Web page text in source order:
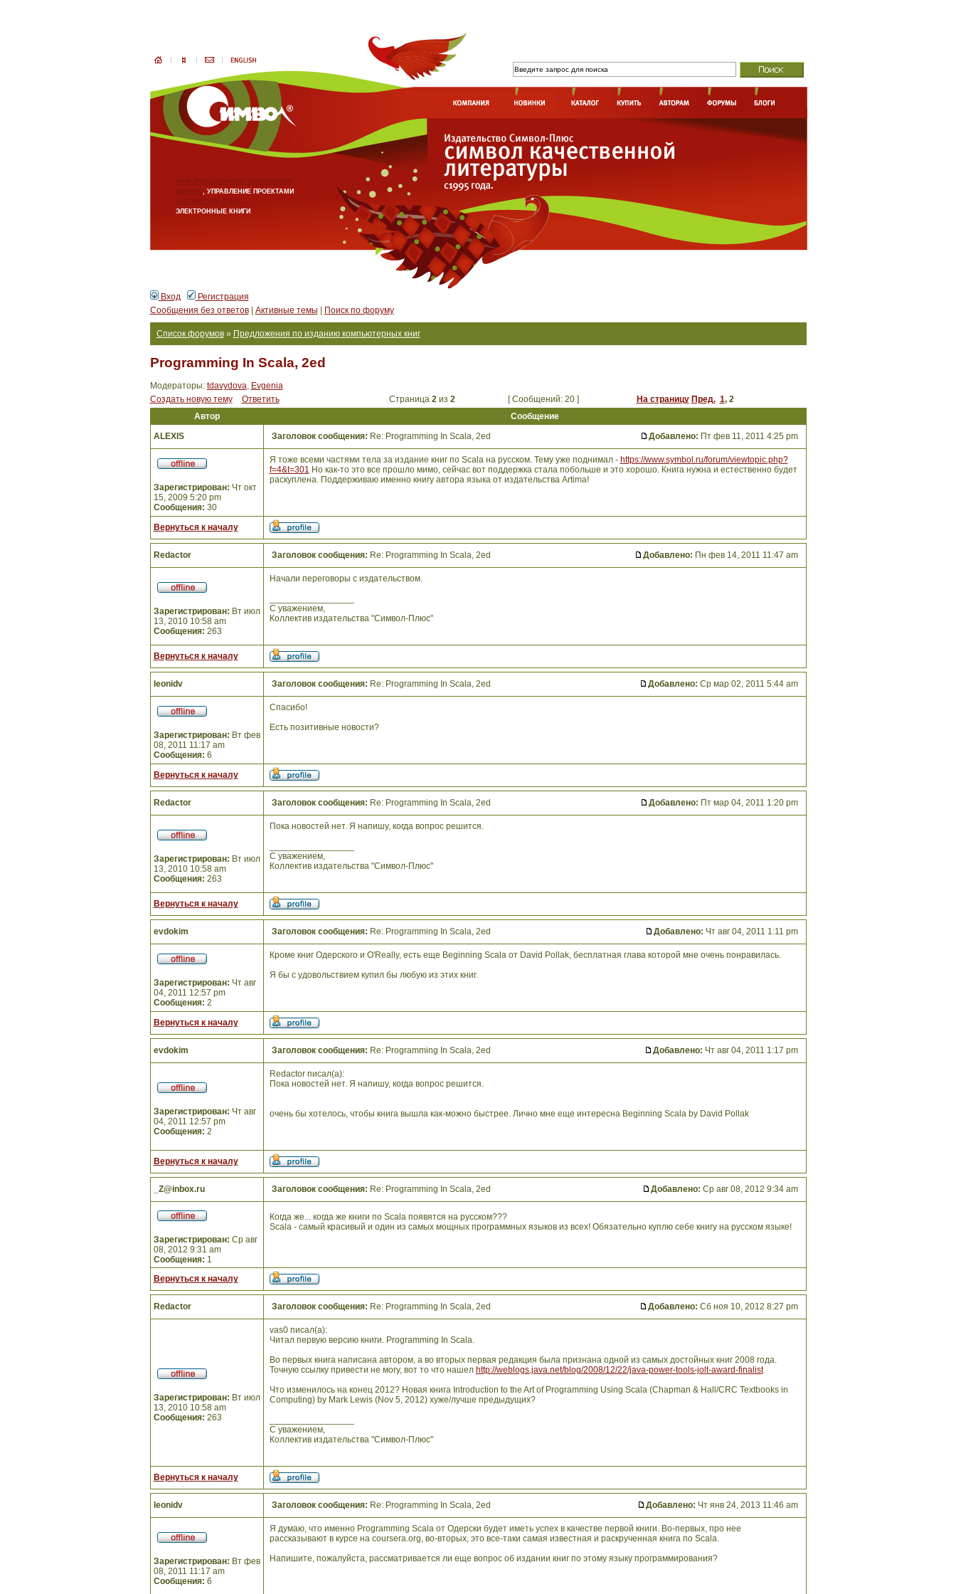
ИНФОРМАЦИОННЫЕ ТЕХНОЛОГИИ
БИЗНЕС, УПРАВЛЕНИЕ ПРОЕКТАМИ
АНГЛИЙСКИЙ ЯЗЫК
ЭЛЕКТРОННЫЕ КНИГИ
Вход
Регистрация
Сообщения без ответов| Активные темы Поиск по форуму
Список форумов» Предложения по изданию компьютерных книг
Programming In Scala, 2ed
Модераторы: tdavydova, Evgenia
Создать новую тему
Ответить Страница 2из 2 [ Сообщений: 20 ] На страницу Пред. 1, 2
Автор
Сообщение
ALEXIS
Заголовок сообщения: Re: Programming In Scala, 2ed Добавлено: Пт фев 11, 2011 4:25 pm
Зарегистрирован: Чт окт
15, 2009 5:20 pm
Сообщения: 30
Я тоже всеми частями тела за издание книг по Scala на русском. Тему уже поднимал - https://www.symbol.ru/forum/viewtopic.php?
f=4&t=301 Но как-то это все прошло мимо, сейчас вот поддержка стала побольше и это хорошо. Книга нужна и естественно будет
раскуплена. Поддерживаю именно книгу автора языка от издательства Artima!
Вернуться к началу
Redactor Заголовок сообщения: Re: Programming In Scala, 2ed Добавлено: Пн фев 14, 2011 11:47 am
Зарегистрирован: Вт июл
13, 2010 10:58 am
Сообщения: 263
Начали переговоры с издательством.
С уважением,
Коллектив издательства "Символ-Плюс"
Вернуться к началу
leonidv Заголовок сообщения: Re: Programming In Scala, 2ed Добавлено: Ср мар 02, 2011 5:44 am
Зарегистрирован: Вт фев
08, 2011 11:17 am
Сообщения: 6
Спасибо!
Есть позитивные новости?
Вернуться к началу
Redactor Заголовок сообщения: Re: Programming In Scala, 2ed Добавлено: Пт мар 04, 2011 1:20 pm
Зарегистрирован: Вт июл
13, 2010 10:58 am
Сообщения: 263
Пока новостей нет. Я напишу, когда вопрос решится.
С уважением,
Коллектив издательства "Символ-Плюс"
Вернуться к началу
evdokim Заголовок сообщения: Re: Programming In Scala, 2ed Добавлено: Чт авг 04, 2011 1:11 pm
Зарегистрирован: Чт авг
04, 2011 12:57 pm
Сообщения: 2
Кроме книг Одерского и O'Really, есть еще Beginning Scala от David Pollak, бесплатная глава которой мне очень понравилась.
Я бы с удовольствием купил бы любую из этих книг.
Вернуться к началу
evdokim Заголовок сообщения: Re: Programming In Scala, 2ed Добавлено: Чт авг 04, 2011 1:17 pm
Зарегистрирован: Чт авг
04, 2011 12:57 pm
Сообщения: 2
Redactor писал(а):
Пока новостей нет. Я напишу, когда вопрос решится.
очень бы хотелось, чтобы книга вышла как-можно быстрее. Лично мне еще интересна Beginning Scala by David Pollak
Вернуться к началу
_Z@inbox.ru Заголовок сообщения: Re: Programming In Scala, 2ed Добавлено: Ср авг 08, 2012 9:34 am
Зарегистрирован: Ср авг
08, 2012 9:31 am
Сообщения: 1
Когда же... когда же книги по Scala появятся на русском???
Scala - самый красивый и один из самых мощных программных языков из всех! Обязательно куплю себе книгу на русском языке!
Вернуться к началу
Redactor Заголовок сообщения: Re: Programming In Scala, 2ed Добавлено: Сб ноя 10, 2012 8:27 pm
Зарегистрирован: Вт июл
13, 2010 10:58 am
Сообщения: 263
vas0 писал(а):
Читал первую версию книги. Programming In Scala.
Во первых книга написана автором, а во вторых первая редакция была признана одной из самых достойных книг 2008 года.
Точную ссылку привести не могу, вот то что нашел http://weblogs.java.net/blog/2008/12/22/java-power-tools-jolt-award-finalist
Что изменилось на конец 2012? Новая книга Introduction to the Art of Programming Using Scala (Chapman & Hall/CRC Textbooks in
Computing) by Mark Lewis (Nov 5, 2012) хуже/лучше предыдущих?
С уважением,
Коллектив издательства "Символ-Плюс"
Вернуться к началу
leonidv Заголовок сообщения: Re: Programming In Scala, 2ed Добавлено: Чт янв 24, 2013 11:46 am
Зарегистрирован: Вт фев
08, 2011 11:17 am
Сообщения: 6
Я думаю, что именно Programming Scala от Одерски будет иметь успех в качестве первой книги. Во-первых, про нее
рассказывают в курсе на coursera.org, во-вторых, это все-таки самая известная и раскрученная книга по Scala.
Напишите, пожалуйста, рассматривается ли еще вопрос об издании книг по этому языку программирования?